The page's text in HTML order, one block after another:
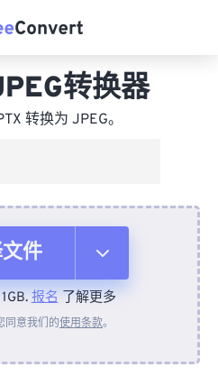
转换器
转换为 JPEG。
件
报名了解更多
同意我们的使用条款。